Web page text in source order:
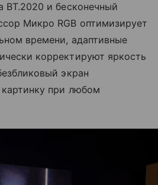
BT.2020 и бесконечный
Микро RGB оптимизирует
времени, адаптивные
корректируют яркость
экран
при любом